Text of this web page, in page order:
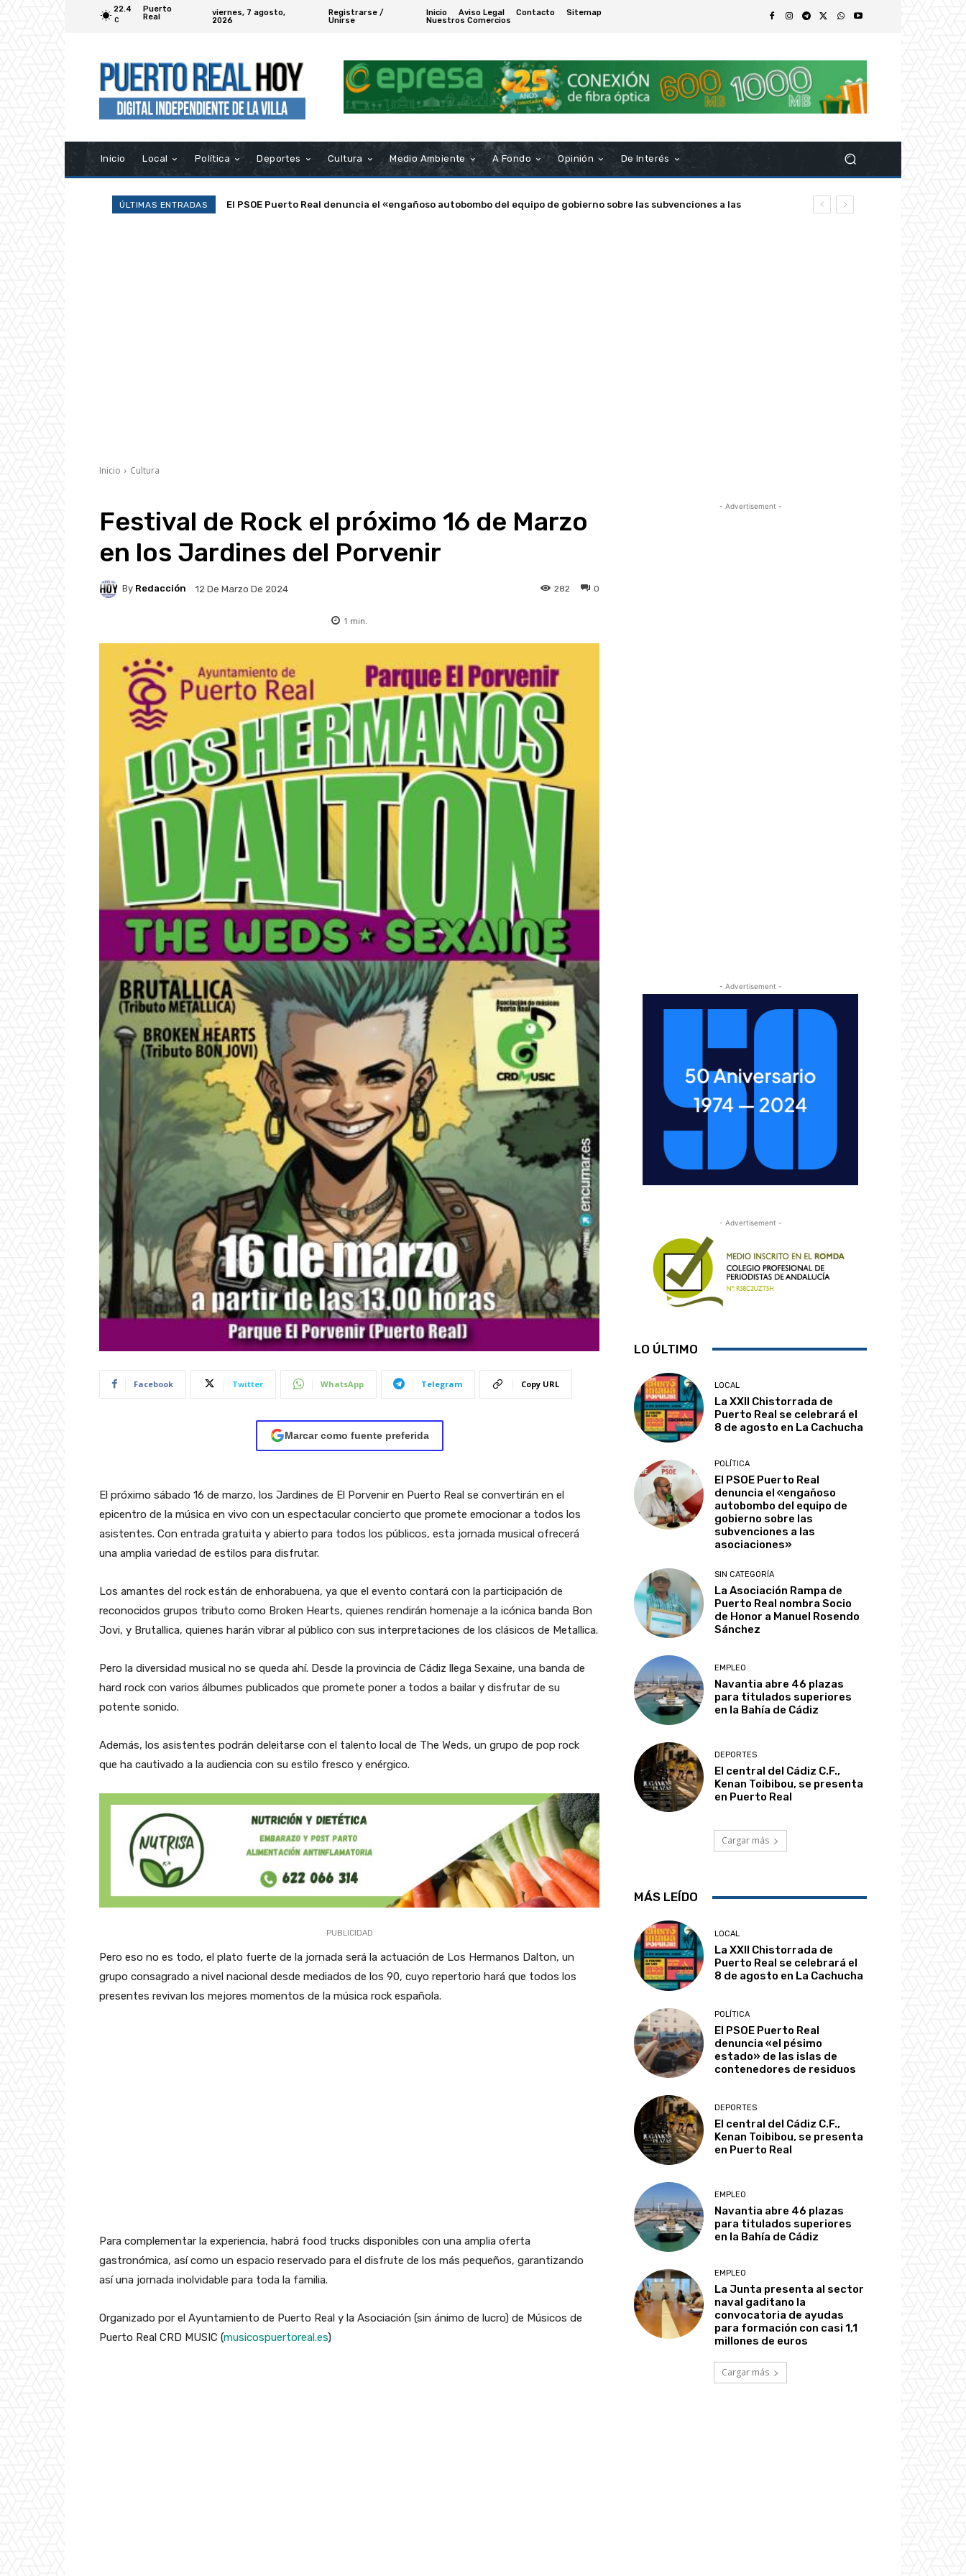
22.4
C
Puerto
Real
viernes, 7 agosto,
2026
Registrarse /
Unirse
Inicio Aviso Legal Contacto
Sitemap
Nuestros Comercios
Inicio Local Política Deportes Cultura Medio Ambiente A Fondo Opinión De Interés
ÚLTIMAS ENTRADAS
El PSOE Puerto Real denuncia el «engañoso autobombo del equipo de gobierno sobre las subvenciones a las
La Asociación Rampa de Puerto Real nombra Socio de Honor a Manuel Rosendo Sánchez
Inicio Cultura
Festival de Rock el próximo 16 de Marzo
en los Jardines del Porvenir
By Redacción 12 De Marzo De 2024 0
282
1 min.
Facebook Twitter WhatsApp Telegram Copy URL
Marcar como fuente preferida
El próximo sábado 16 de marzo, los Jardines de El Porvenir en Puerto Real se convertirán en el
epicentro de la música en vivo con un espectacular concierto que promete emocionar a todos los
asistentes. Con entrada gratuita y abierto para todos los públicos, esta jornada musical ofrecerá
una amplia variedad de estilos para disfrutar.
Los amantes del rock están de enhorabuena, ya que el evento contará con la participación de
reconocidos grupos tributo como Broken Hearts, quienes rendirán homenaje a la icónica banda Bon
Jovi, y Brutallica, quienes harán vibrar al público con sus interpretaciones de los clásicos de Metallica.
Pero la diversidad musical no se queda ahí. Desde la provincia de Cádiz llega Sexaine, una banda de
hard rock con varios álbumes publicados que promete poner a todos a bailar y disfrutar de su
potente sonido.
Además, los asistentes podrán deleitarse con el talento local de The Weds, un grupo de pop rock
que ha cautivado a la audiencia con su estilo fresco y enérgico.
PUBLICIDAD
Pero eso no es todo, el plato fuerte de la jornada será la actuación de Los Hermanos Dalton, un
grupo consagrado a nivel nacional desde mediados de los 90, cuyo repertorio hará que todos los
presentes revivan los mejores momentos de la música rock española.
Para complementar la experiencia, habrá food trucks disponibles con una amplia oferta
gastronómica, así como un espacio reservado para el disfrute de los más pequeños, garantizando
así una jornada inolvidable para toda la familia.
Organizado por el Ayuntamiento de Puerto Real y la Asociación (sin ánimo de lucro) de Músicos de
Puerto Real CRD MUSIC (musicospuertoreal.es)
- Advertisement -
- Advertisement -
- Advertisement -
LO ÚLTIMO
LOCAL
La XXII Chistorrada de
Puerto Real se celebrará el
8 de agosto en La Cachucha
POLÍTICA
El PSOE Puerto Real
denuncia el «engañoso
autobombo del equipo de
gobierno sobre las
subvenciones a las
asociaciones»
SIN CATEGORÍA
La Asociación Rampa de
Puerto Real nombra Socio
de Honor a Manuel Rosendo
Sánchez
EMPLEO
Navantia abre 46 plazas
para titulados superiores
en la Bahía de Cádiz
DEPORTES
El central del Cádiz C.F.,
Kenan Toibibou, se presenta
en Puerto Real
Cargar más
MÁS LEÍDO
LOCAL
La XXII Chistorrada de
Puerto Real se celebrará el
8 de agosto en La Cachucha
POLÍTICA
El PSOE Puerto Real
denuncia «el pésimo
estado» de las islas de
contenedores de residuos
DEPORTES
El central del Cádiz C.F.,
Kenan Toibibou, se presenta
en Puerto Real
EMPLEO
Navantia abre 46 plazas
para titulados superiores
en la Bahía de Cádiz
EMPLEO
La Junta presenta al sector
naval gaditano la
convocatoria de ayudas
para formación con casi 1,1
millones de euros
Cargar más